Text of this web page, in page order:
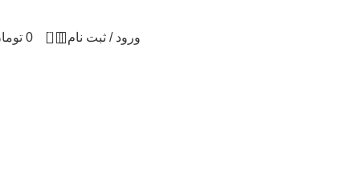
ورود / ثبت نام 0
0